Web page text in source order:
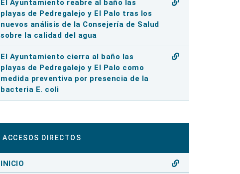
El Ayuntamiento reabre al baño las
playas de Pedregalejo y El Palo tras los
nuevos análisis de la Consejería de Salud
sobre la calidad del agua
El Ayuntamiento cierra al baño las
playas de Pedregalejo y El Palo como
medida preventiva por presencia de la
bacteria E. coli
ACCESOS DIRECTOS
INICIO